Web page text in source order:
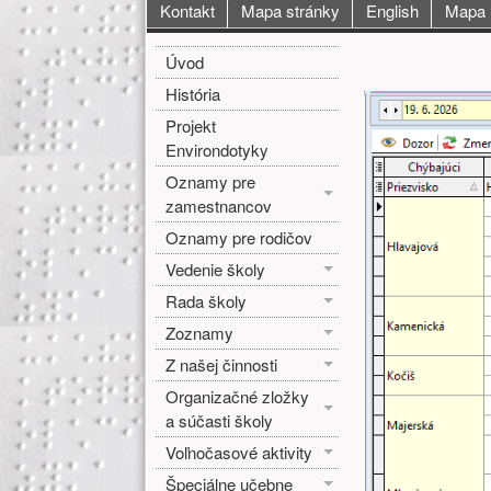
Hlavné menu
Kontakt Mapa stránky English Mapa
Bočné menu
Úvod
História
Projekt
Environdotyky
Oznamy pre
zamestnancov
Oznamy pre rodičov
Vedenie školy
Rada školy
Zoznamy
Z našej činnosti
Organizačné zložky
a súčasti školy
Voľnočasové aktivity
Špeciálne učebne